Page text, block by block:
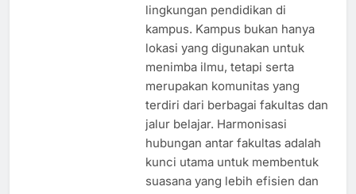
lingkungan pendidikan di
kampus. Kampus bukan hanya
lokasi yang digunakan untuk
menimba ilmu, tetapi serta
merupakan komunitas yang
terdiri dari berbagai fakultas dan
jalur belajar. Harmonisasi
hubungan antar fakultas adalah
kunci utama untuk membentuk
suasana yang lebih efisien dan